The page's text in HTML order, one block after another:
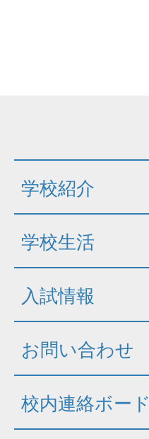
学校紹介
学校生活
入試情報
お問い合わせ
校内連絡ボード